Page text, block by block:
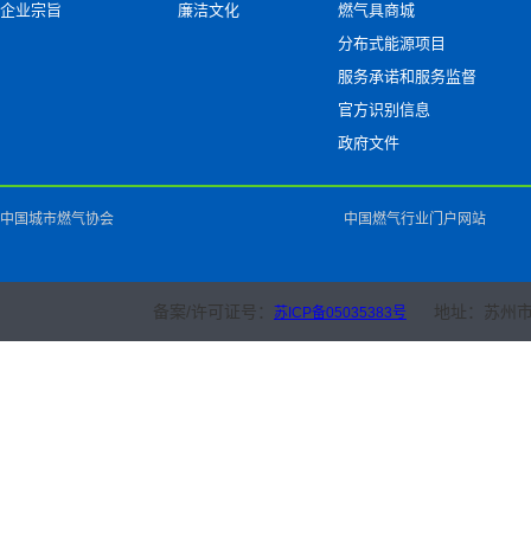
企业宗旨
廉洁文化
燃气具商城
分布式能源项目
服务承诺和服务监督
官方识别信息
政府文件
中国城市燃气协会 中国燃气行业门户网站
备案/许可证号： 苏ICP备05035383号 地址：苏州